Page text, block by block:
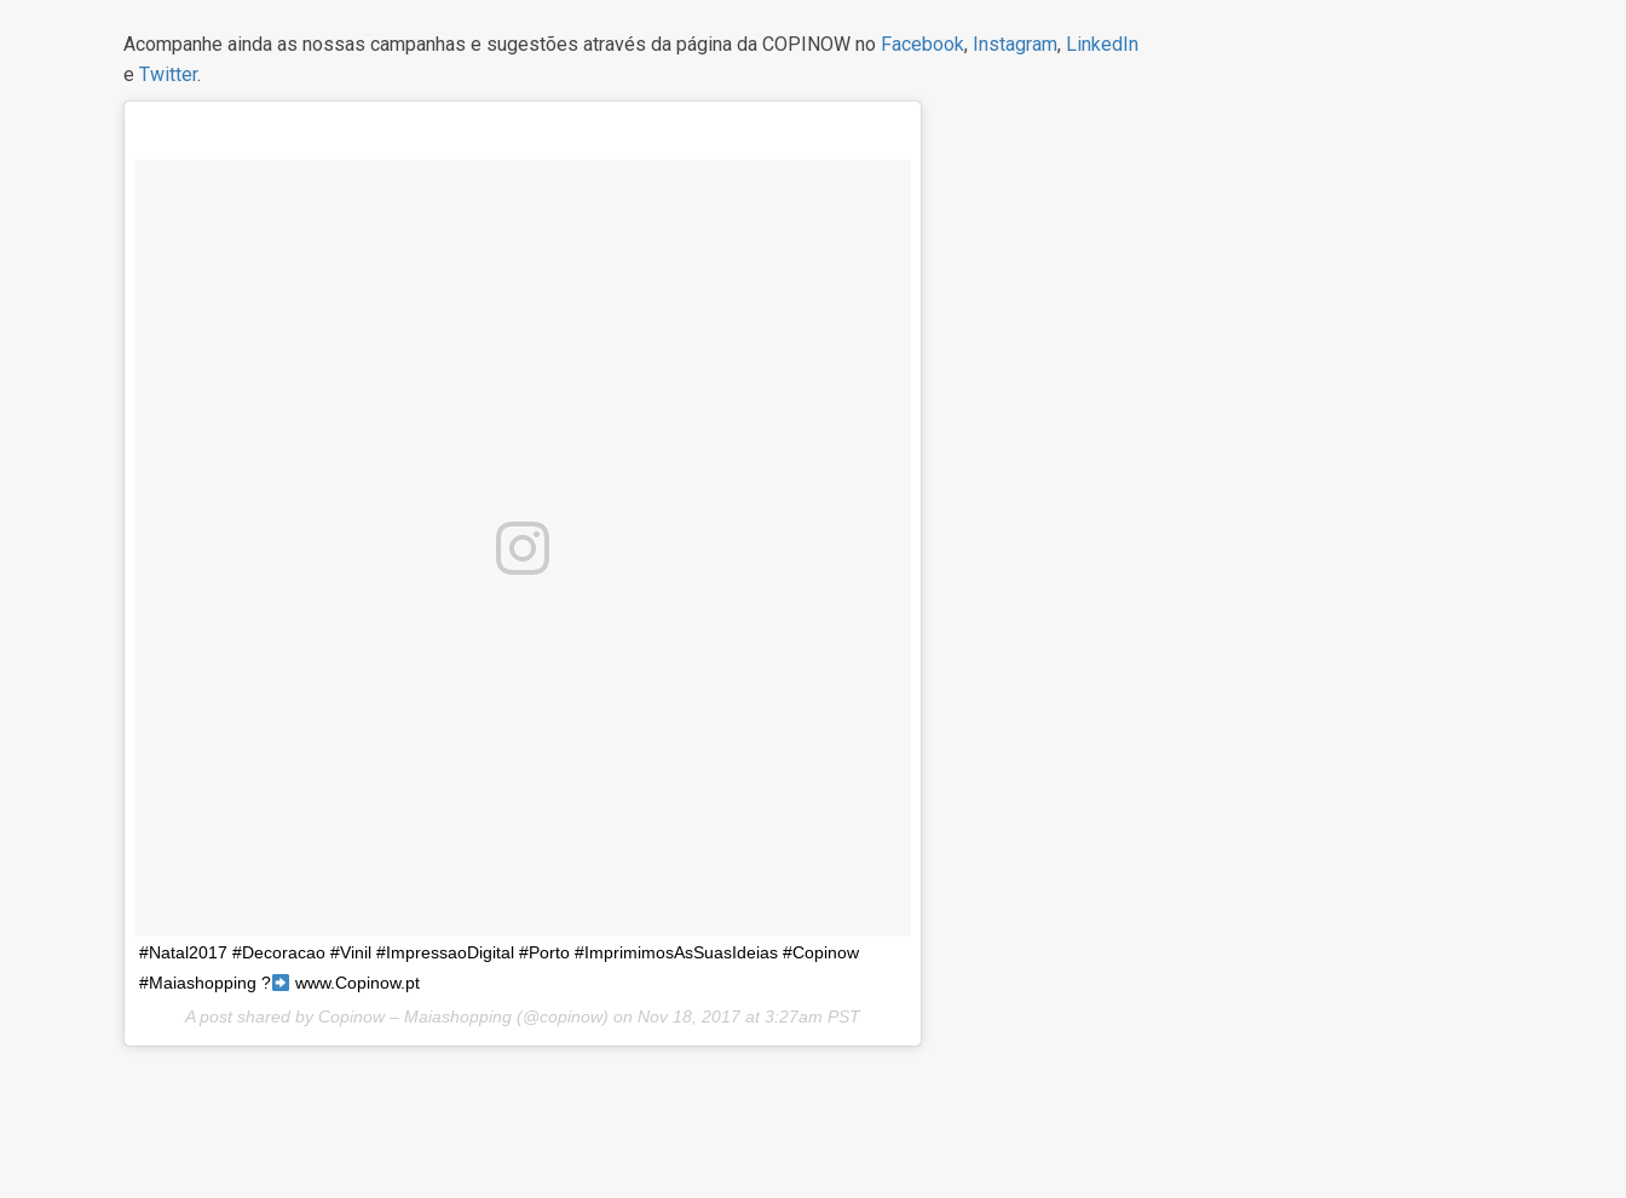
Acompanhe ainda as nossas campanhas e sugestões através da página da COPINOW no Facebook, Instagram, LinkedIn
e Twitter.
#Natal2017 #Decoracao #Vinil #ImpressaoDigital #Porto #ImprimimosAsSuasIdeias #Copinow
#Maiashopping ?
www.Copinow.pt
A post shared by Copinow – Maiashopping (@copinow) on Nov 18, 2017 at 3:27am PST